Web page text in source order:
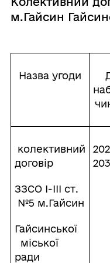
м.Гайсин
Назва угоди
колективний
договір
ЗЗСО І-ІІІ ст.
№5 м.Гайсин
Гайсинської
міської
ради